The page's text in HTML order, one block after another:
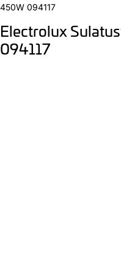
450W 094117
Electrolux
094117